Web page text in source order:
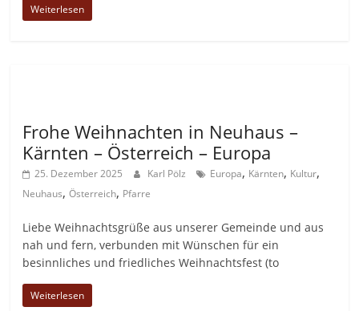
Weiterlesen
Frohe Weihnachten in Neuhaus –
Kärnten – Österreich – Europa
25. Dezember 2025 Karl Pölz Europa, Kärnten, Kultur,
Neuhaus,Österreich, Pfarre
Liebe Weihnachtsgrüße aus unserer Gemeinde und aus
nah und fern, verbunden mit Wünschen für ein
besinnliches und friedliches Weihnachtsfest (to
Weiterlesen